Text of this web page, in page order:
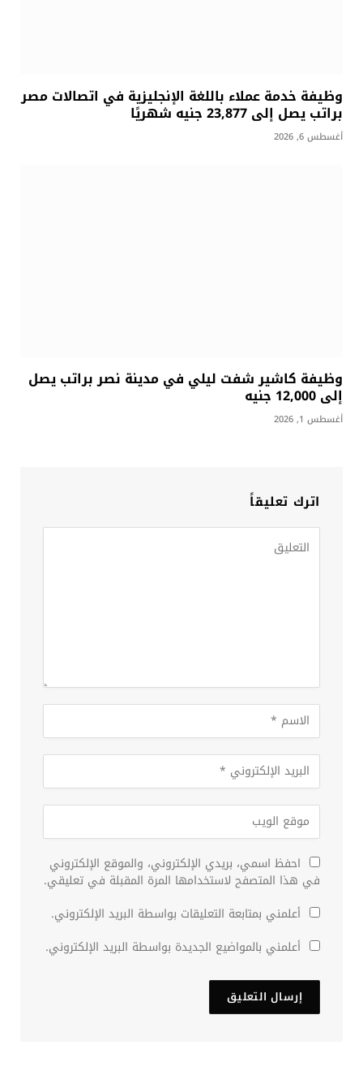
وظيفة خدمة عملاء باللغة الإنجليزية في اتصالات مصر
براتب يصل إلى 23,877 جنيه شهريًا
أغسطس 6, 2026
وظيفة كاشير شفت ليلي في مدينة نصر براتب يصل
إلى 12,000 جنيه
أغسطس 1, 2026
اترك تعليقاً
احفظ اسمي، بريدي الإلكتروني، والموقع الإلكتروني
في هذا المتصفح لاستخدامها المرة المقبلة في تعليقي.
أعلمني بمتابعة التعليقات بواسطة البريد الإلكتروني.
أعلمني بالمواضيع الجديدة بواسطة البريد الإلكتروني.